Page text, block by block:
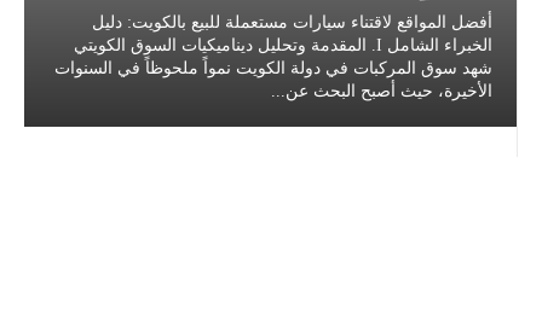
أفضل المواقع لاقتناء سيارات مستعملة للبيع بالكويت: دليل
الخبراء الشامل I. المقدمة وتحليل ديناميكيات السوق الكويتي
شهد سوق المركبات في دولة الكويت نمواً ملحوظاً في السنوات
الأخيرة، حيث أصبح البحث عن...